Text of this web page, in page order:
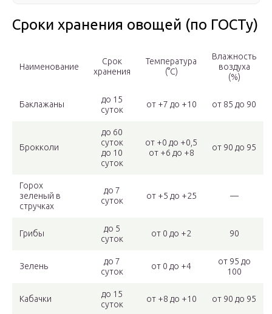
Сроки хранения овощей (по ГОСТу)
Наименование
Срок
хранения
Температура
(°С)
Влажность
воздуха
(%)
Баклажаны
до 15
суток
от +7 до +10 от 85 до 90
Брокколи
до 60
суток
до 10
суток
от +0 до +0,5
от +6 до +8
от 90 до 95
Горох
зеленый в
стручках
до 7
суток
от +5 до +25 —
Грибы
до 5
суток
от 0 до +2 90
Зелень
до 7
суток
от 0 до +4
от 95 до
100
Кабачки
до 15
суток
от +8 до +10 от 90 до 95